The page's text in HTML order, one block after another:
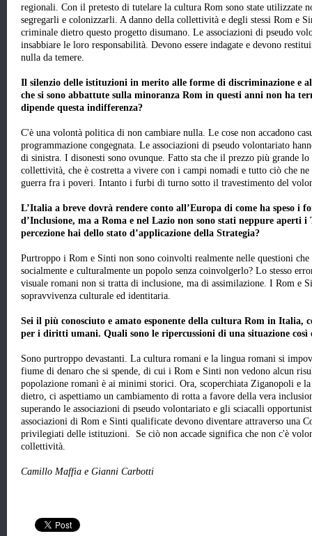
regionali. Con il pretesto di tutelare la cultura Rom sono state utilizzate
segregarli e colonizzarli. A danno della collettività e degli stessi Rom e
criminale dietro questo progetto disumano. Le associazioni di pseudo
insabbiare le loro responsabilità. Devono essere indagate e devono
nulla da temere.
Il silenzio delle istituzioni in merito alle forme di discriminazione e
che si sono abbattute sulla minoranza Rom in questi anni non ha
dipende questa indifferenza?
C'è una volontà politica di non cambiare nulla. Le cose non accadono
programmazione congegnata. Le associazioni di pseudo volontariato
di sinistra. I disonesti sono ovunque. Fatto sta che il prezzo più grande
collettività, che è costretta a vivere con i campi nomadi e tutto ciò che
guerra fra i poveri. Intanto i furbi di turno sotto il travestimento del
L’Italia a breve dovrà rendere conto all’Europa di come ha speso i
d’Inclusione, ma a Roma e nel Lazio non sono stati neppure aperti
percezione hai dello stato d’applicazione della Strategia?
Purtroppo i Rom e Sinti non sono coinvolti realmente nelle questioni
socialmente e culturalmente un popolo senza coinvolgerlo? Lo stesso
visuale romani non si tratta di inclusione, ma di assimilazione. I Rom e
sopravvivenza culturale ed identitaria.
Sei il più conosciuto e amato esponente della cultura Rom in Italia,
per i diritti umani. Quali sono le ripercussioni di una situazione
Sono purtroppo devastanti. La cultura romani e la lingua romani si
fiume di denaro che si spende, di cui i Rom e Sinti non vedono alcun
popolazione romanì è ai minimi storici. Ora, scoperchiata Ziganopoli e la
dietro, ci aspettiamo un cambiamento di rotta a favore della vera
superando le associazioni di pseudo volontariato e gli sciacalli
associazioni di Rom e Sinti qualificate devono diventare attraverso una
privilegiati delle istituzioni. Se ciò non accade significa che non c'è
collettività.
Camillo Maffia e Gianni Carbotti